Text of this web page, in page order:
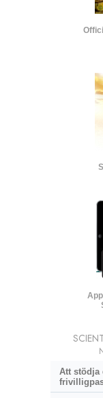
Att stödja